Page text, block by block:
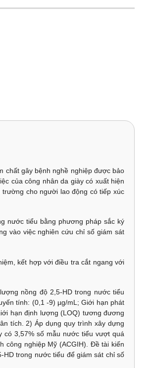
chất gây bệnh nghề nghiệp được bảo
của công nhân da giày có xuất hiện
cho người lao động có tiếp xúc
nước tiểu bằng phương pháp sắc ký
vào việc nghiên cứu chỉ số giám sát
kết hợp với điều tra cắt ngang với
nồng độ 2,5-HD trong nước tiểu
tính: (0,1 -9) µg/mL; Giới hạn phát
hạn định lượng (LOQ) tương đương
tích. 2) Áp dụng quy trình xây dựng
3,57% số mẫu nước tiểu vượt quá
công nghiệp Mỹ (ACGIH). Đề tài kiến
HD trong nước tiểu để giám sát chỉ số